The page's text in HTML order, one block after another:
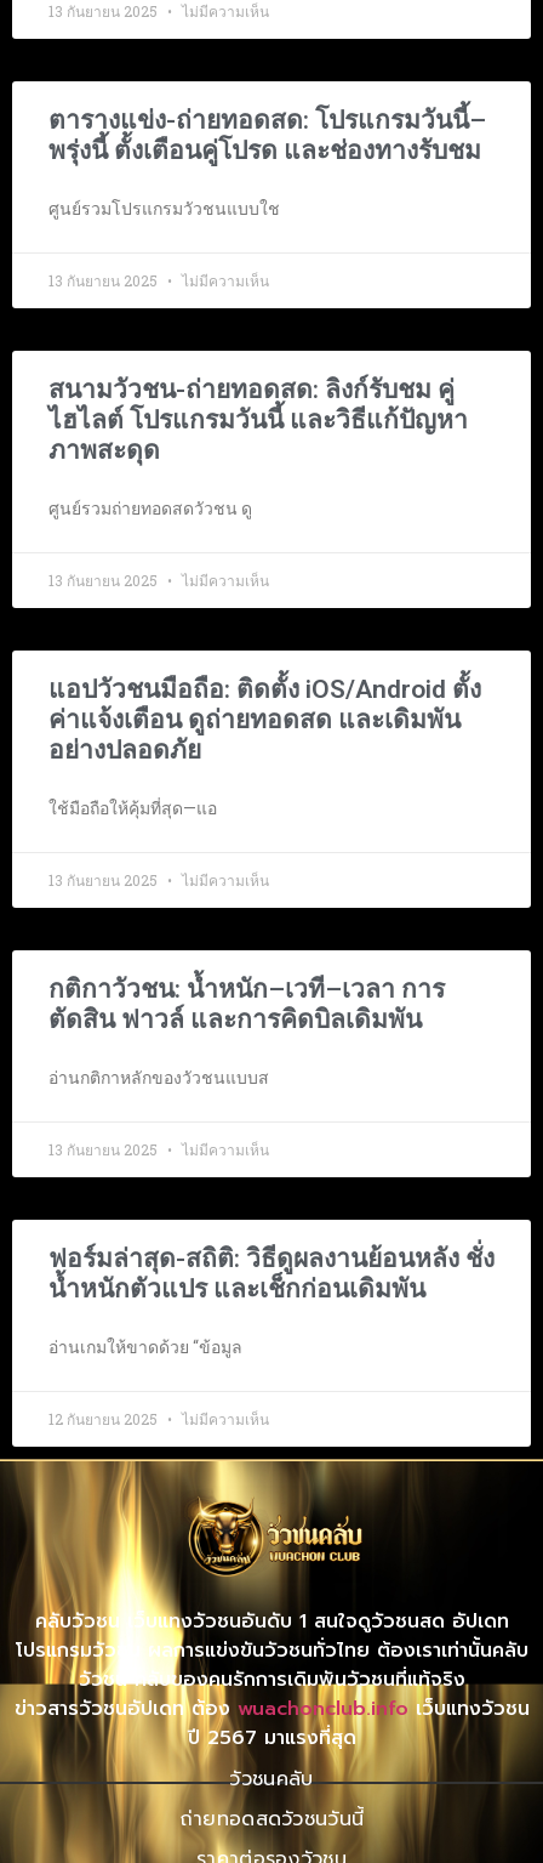
13 กันยายน 2025 ไม่มีความเห็น
ตารางแข่ง-ถ่ายทอดสด: โปรแกรมวันนี้–
พรุ่งนี้ ตั้งเตือนคู่โปรด และช่องทางรับชม
ศูนย์รวมโปรแกรมวัวชนแบบใช
13 กันยายน 2025 ไม่มีความเห็น
สนามวัวชน-ถ่ายทอดสด: ลิงก์รับชม คู่
ไฮไลต์ โปรแกรมวันนี้ และวิธีแก้ปัญหา
ภาพสะดุด
ศูนย์รวมถ่ายทอดสดวัวชน ดู
13 กันยายน 2025 ไม่มีความเห็น
แอปวัวชนมือถือ: ติดตั้ง iOS/Android ตั้ง
ค่าแจ้งเตือน ดูถ่ายทอดสด และเดิมพัน
อย่างปลอดภัย
ใช้มือถือให้คุ้มที่สุด—แอ
13 กันยายน 2025 ไม่มีความเห็น
กติกาวัวชน: น้ำหนัก–เวที–เวลา การ
ตัดสิน ฟาวล์ และการคิดบิลเดิมพัน
อ่านกติกาหลักของวัวชนแบบส
13 กันยายน 2025 ไม่มีความเห็น
ฟอร์มล่าสุด-สถิติ: วิธีดูผลงานย้อนหลัง ชั่ง
น้ำหนักตัวแปร และเช็กก่อนเดิมพัน
อ่านเกมให้ขาดด้วย “ข้อมูล
12 กันยายน 2025 ไม่มีความเห็น
คลับวัวชน เว็บแทงวัวชนอันดับ 1 สนใจดูวัวชนสด อัปเดท
โปรแกรมวัวชน ผลการแข่งขันวัวชนทั่วไทย ต้องเราเท่านั้นคลับ
วัวชน คลับของคนรักการเดิมพันวัวชนที่แท้จริง
ข่าวสารวัวชนอัปเดท ต้อง wuachonclub.info เว็บแทงวัวชน
ปี 2567 มาแรงที่สุด
วัวชนคลับ
ถ่ายทอดสดวัวชนวันนี้